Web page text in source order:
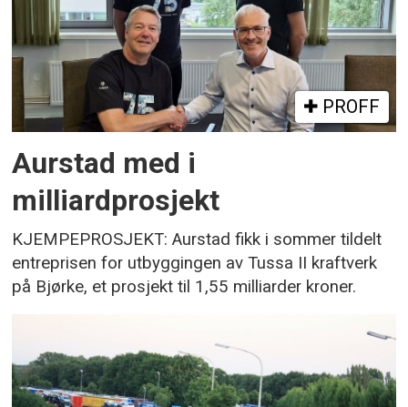
PROFF
Aurstad med i
milliardprosjekt
KJEMPEPROSJEKT: Aurstad fikk i sommer tildelt
entreprisen for utbyggingen av Tussa II kraftverk
på Bjørke, et prosjekt til 1,55 milliarder kroner.